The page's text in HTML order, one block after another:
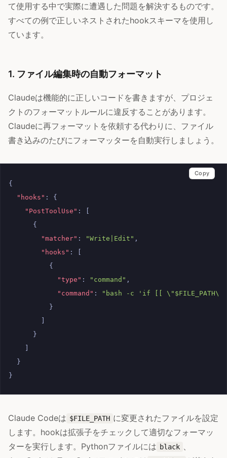
て使用する中で実際に遭遇した問題を解決するものです。
すべての例で正しいネストされたhookスキーマを使用し
ています。
1. ファイル編集時の自動フォーマット
Claudeは機能的に正しいコードを書きますが、プロジェ
クトのフォーマットルールに違反することがあります。
Claudeに再フォーマットを依頼する代わりに、ファイル
書き込みのたびにフォーマッターを自動実行しましょう。
{
"hooks" :
{
"PostToolUse" :
{
"matcher" : "Write|Edit" ,
"hooks" :
{
"type" : "command" ,
"command" :
"bash -c 'if [[
}
}
}
}
Copy
Claude Codeは $FILE_PATH に変更されたファイルを設定
します。hookは拡張子をチェックして適切なフォーマッ
ターを実行します。Pythonファイルには black 、